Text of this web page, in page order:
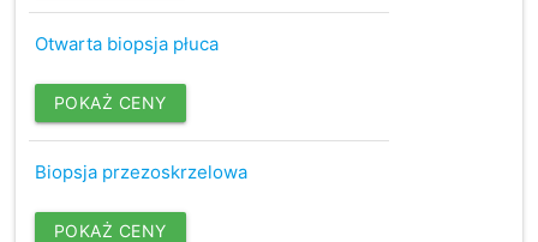
Otwarta biopsja płuca
POKAŻ CENY
Biopsja przezoskrzelowa
POKAŻ CENY